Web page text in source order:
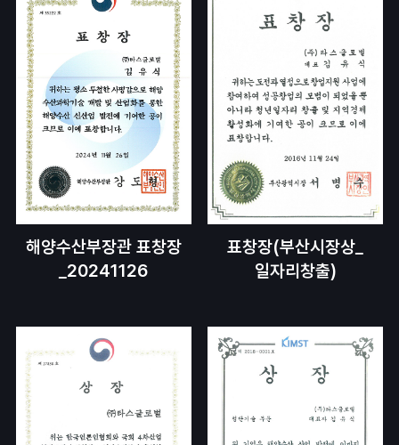
해양수산부장관 표창장
_20241126
표창장(부산시장상_
일자리창출)